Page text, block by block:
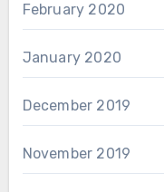
February 2020
January 2020
December 2019
November 2019